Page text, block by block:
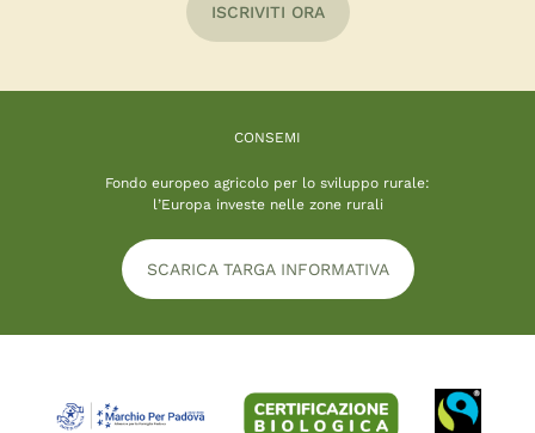
ISCRIVITI ORA
CONSEMI
Fondo europeo agricolo per lo sviluppo rurale:
l’Europa investe nelle zone rurali
SCARICA TARGA INFORMATIVA